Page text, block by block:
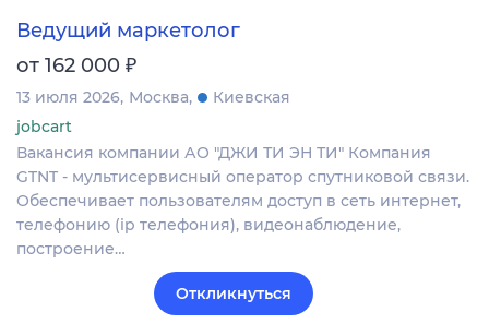
Ведущий маркетолог
от 162 000 ₽
13 июля 2026 Москва
Киевская
jobcart
Вакансия компании АО "ДЖИ ТИ ЭН ТИ" Компания
GTNT - мультисервисный оператор спутниковой связи.
Обеспечивает пользователям доступ в сеть интернет,
телефонию (ip телефония), видеонаблюдение,
построение…
Откликнуться